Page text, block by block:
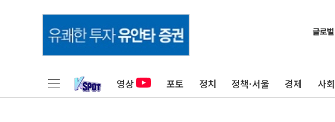
영상 포토 정치 정책·서울 경제 사회